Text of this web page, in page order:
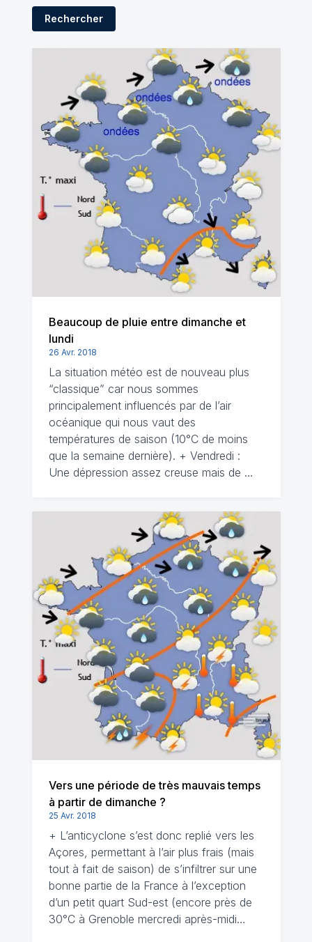
Rechercher
Beaucoup de pluie entre dimanche et
lundi
26 Avr. 2018
La situation météo est de nouveau plus
“classique” car nous sommes
principalement influencés par de l’air
océanique qui nous vaut des
températures de saison (10°C de moins
que la semaine dernière). + Vendredi :
Une dépression assez creuse mais de …
Vers une période de très mauvais temps
à partir de dimanche ?
25 Avr. 2018
+ L’anticyclone s’est donc replié vers les
Açores, permettant à l’air plus frais (mais
tout à fait de saison) de s’infiltrer sur une
bonne partie de la France à l’exception
d’un petit quart Sud-est (encore près de
30°C à Grenoble mercredi après-midi…